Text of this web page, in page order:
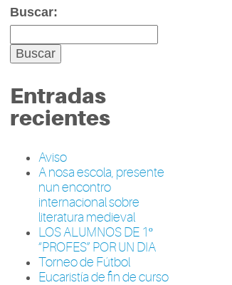
Buscar:
Entradas
recientes
Aviso
A nosa escola, presente
nun encontro
internacional sobre
literatura medieval
LOS ALUMNOS DE 1º
“PROFES” POR UN DIA
Torneo de Fútbol
Eucaristía de fin de curso